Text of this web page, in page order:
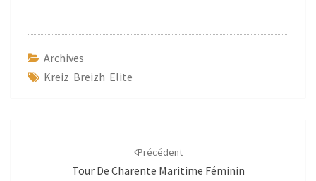
Archives
Kreiz Breizh Elite
Précédent
Tour De Charente Maritime Féminin